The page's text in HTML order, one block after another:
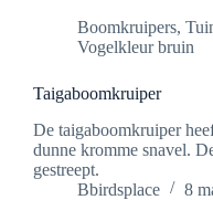
Boomkruipers,
Vogelkleur bruin
Taigaboomkruiper
De taigaboomkruiper
dunne kromme snavel.
gestreept.
Bbirdsplace
8